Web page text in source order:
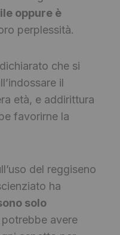
oppure è
perplessità.
che si
il
età, e addirittura
favorirne la
del reggiseno
ha
solo
avere